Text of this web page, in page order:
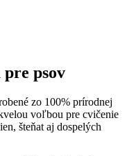
psov
zo 100% prírodnej
voľbou pre cvičenie
šteňat aj dospelých